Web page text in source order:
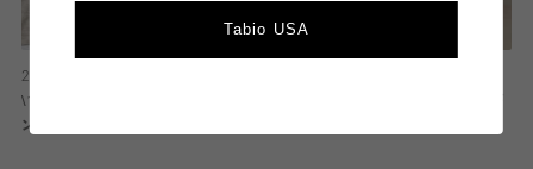
2026.08.09
\1枚あれば安心！/ 人気のペチパ
ンツ
Tabio USA